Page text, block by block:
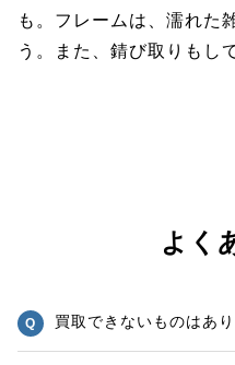
も。フレームは、濡れた
う。また、錆び取りもし
よく
買取できないものはあ